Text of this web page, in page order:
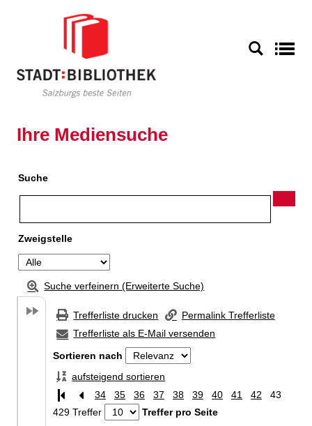
Ihre Mediensuche
Suche
Zweigstelle
Suche verfeinern (Erweiterte Suche)
Trefferliste drucken
Permalink Trefferliste
Trefferliste als E-Mail versenden
Sortieren nach
aufsteigend sortieren
34
35 36 37 38 39 40 41 42
43
429 Treffer
Treffer pro Seite